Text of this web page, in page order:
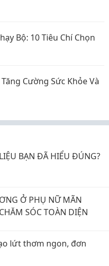
Bộ: 10 Tiêu Chí Chọn
Cường Sức Khỏe Và
BẠN ĐÃ HIỂU ĐÚNG?
Ở PHỤ NỮ MÃN
SÓC TOÀN DIỆN
lứt thơm ngon, đơn